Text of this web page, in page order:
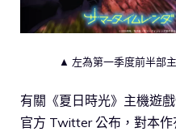
▲ 左為第一季度前半部
有關《夏日時光》主機遊
官方 Twitter 公布，對本